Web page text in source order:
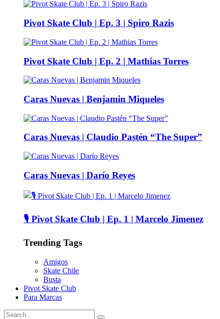
Pivot Skate Club | Ep. 3 | Spiro Razis
Pivot Skate Club | Ep. 2 | Mathias Torres
Caras Nuevas | Benjamin Miqueles
Caras Nuevas | Claudio Pastén “The Super”
Caras Nuevas | Darío Reyes
🎙️ Pivot Skate Club | Ep. 1 | Marcelo Jimenez
Trending Tags
Amigos
Skate Chile
Busta
Pivot Skate Club
Para Marcas